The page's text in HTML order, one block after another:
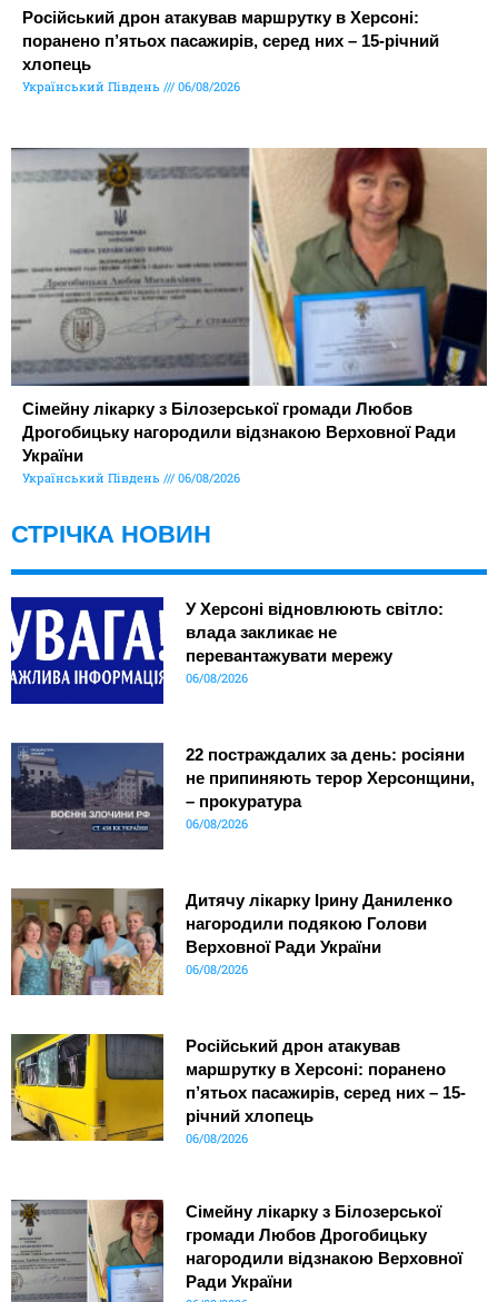
Російський дрон атакував маршрутку в Херсоні:
поранено п’ятьох пасажирів, серед них – 15-річний
хлопець
Український Південь 06/08/2026
Сімейну лікарку з Білозерської громади Любов
Дрогобицьку нагородили відзнакою Верховної Ради
України
Український Південь 06/08/2026
СТРІЧКА НОВИН
У Херсоні відновлюють світло:
влада закликає не
перевантажувати мережу
06/08/2026
22 постраждалих за день: росіяни
не припиняють терор Херсонщини,
– прокуратура
06/08/2026
Дитячу лікарку Ірину Даниленко
нагородили подякою Голови
Верховної Ради України
06/08/2026
Російський дрон атакував
маршрутку в Херсоні: поранено
п’ятьох пасажирів, серед них – 15-
річний хлопець
06/08/2026
Сімейну лікарку з Білозерської
громади Любов Дрогобицьку
нагородили відзнакою Верховної
Ради України